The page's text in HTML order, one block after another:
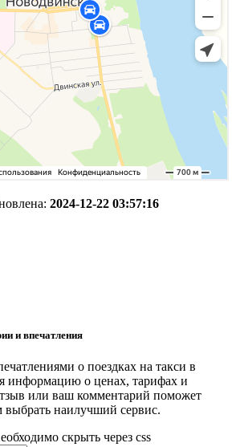
2024-12-22 03:57:16
и впечатления
о поездках на такси в
информацию о ценах, тарифах и
или ваш комментарий поможет
выбрать наилучший сервис.
скрыть через css